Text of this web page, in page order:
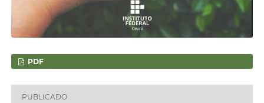
PDF
PUBLICADO